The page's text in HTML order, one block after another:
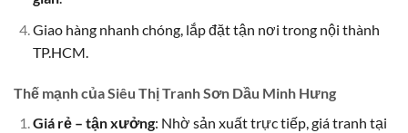
Giao hàng nhanh chóng, lắp đặt tận nơi trong nội thành
TP.HCM.
Thế mạnh của Siêu Thị Tranh Sơn Dầu Minh Hưng
Giá rẻ – tận xưởng: Nhờ sản xuất trực tiếp, giá tranh tại